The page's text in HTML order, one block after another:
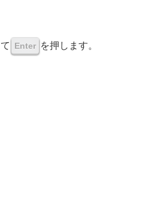
Enter を押します。